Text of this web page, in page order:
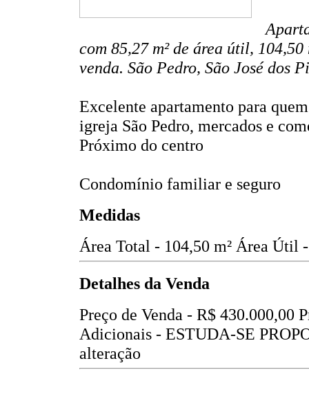
com 85,27 m² de área útil,
venda. São Pedro, São José dos
Excelente apartamento para
igreja São Pedro, mercados e
Próximo do centro
Condomínio familiar e seguro
Medidas
Área Total - 104,50 m² Área Útil
Detalhes da Venda
Preço de Venda - R$ 430.000,00
Adicionais - ESTUDA-SE
alteração